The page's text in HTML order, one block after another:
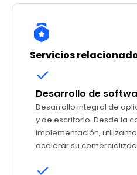
Servicios
Desarrollo de
Desarrollo integral de
y de escritorio. Desde la
implementación,
acelerar su